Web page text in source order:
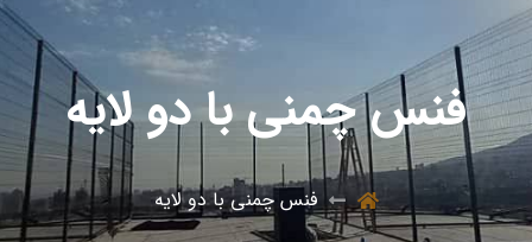
فنس چمنی با دو لایه
فنس چمنی با دو لایه